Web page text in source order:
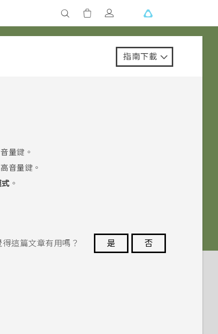
指南下載
量鍵。
音量鍵。
。
得這篇文章有用嗎？ 是
否